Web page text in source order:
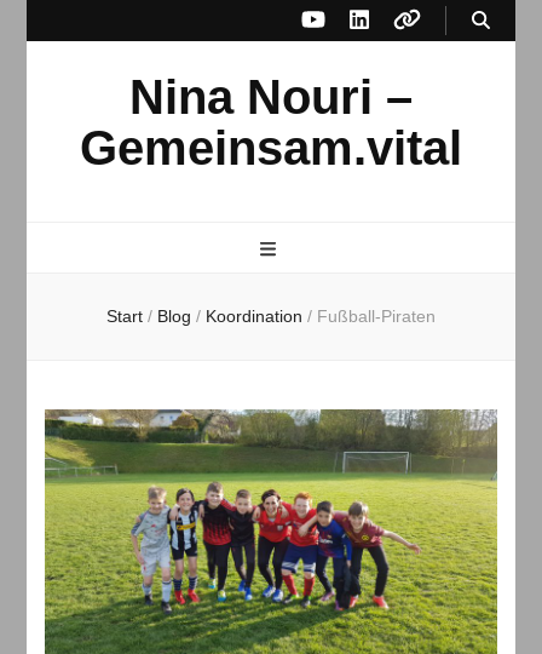
Nina Nouri –
Gemeinsam.vital
Start / Blog / Koordination / Fußball-Piraten